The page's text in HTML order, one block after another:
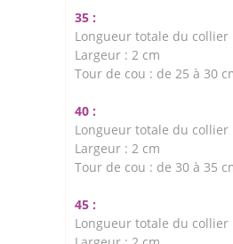
35 :
Longueur totale du collier
Largeur : 2 cm
Tour de cou : de 25 à 30
40 :
Longueur totale du collier
Largeur : 2 cm
Tour de cou : de 30 à 35
45 :
Longueur totale du collier